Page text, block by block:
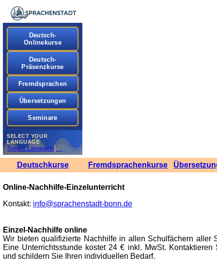
Deutsch-
Onlinekurse
Deutsch-
Präsenzkurse
Fremdsprachen
Übersetzungen
Seminare
SELECT YOUR
LANGUAGE
Select Language ▼
Deutschkurse Fremdsprachenkurse
Online-Nachhilfe-Einzelunterricht
Kontakt: info@sprachenstadt-bonn.de
Einzel-Nachhilfe online
Wir bieten qualifizierte Nachhilfe in allen Schulfächern aller
Eine Unterrichtsstunde kostet 24 € inkl. MwSt. Kontaktieren
und schildern Sie Ihren individuellen Bedarf.